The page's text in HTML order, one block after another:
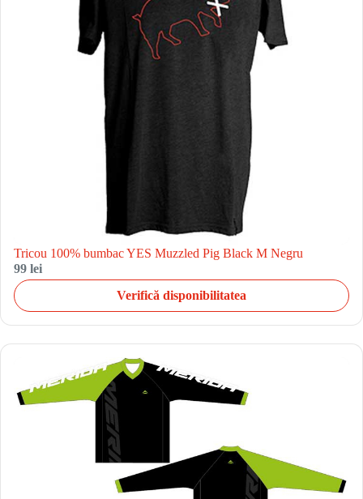
Tricou 100% bumbac YES Muzzled Pig Black M Negru
99 lei
Verifică disponibilitatea